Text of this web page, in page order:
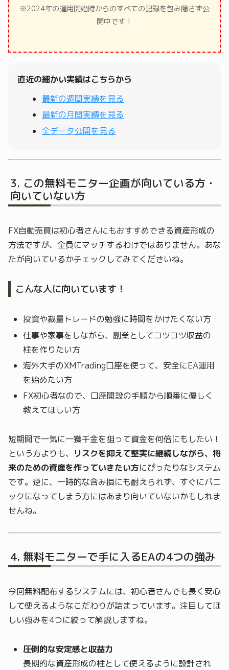
※2024年の運用開始時からのすべての記録を包み隠さず公
開中です！
直近の細かい実績はこちらから
最新の週間実績を見る
最新の月間実績を見る
全データ公開を見る
この無料モニター企画が向いている方・
向いていない方
FX自動売買は初心者さんにもおすすめできる資産形成の
方法ですが、全員にマッチするわけではありません。あな
たが向いているかチェックしてみてくださいね。
こんな人に向いています！
投資や裁量トレードの勉強に時間をかけたくない方
仕事や家事をしながら、副業としてコツコツ収益の
柱を作りたい方
海外大手のXMTrading口座を使って、安全にEA運用
を始めたい方
FX初心者なので、口座開設の手順から順番に優しく
教えてほしい方
短期間で一気に一獲千金を狙って資金を何倍にもしたい！
という方よりも、 リスクを抑えて堅実に継続しながら、将
来のための資産を作っていきたい方にぴったりなシステム
です。逆に、一時的な含み損にも耐えられず、すぐにパニ
ックになってしまう方にはあまり向いていないかもしれま
せんね。
無料モニターで手に入るEAの4つの強み
今回無料配布するシステムには、初心者さんでも長く安心
して使えるようなこだわりが詰まっています。注目してほ
しい強みを4つに絞って解説しますね。
圧倒的な安定感と収益力
長期的な資産形成の柱として使えるように設計され